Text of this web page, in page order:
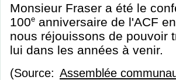
Monsieur Fraser a été le
100e anniversaire de l'ACF
nous réjouissons de pouvoir
lui dans les années à venir.
(Source: Assemblée